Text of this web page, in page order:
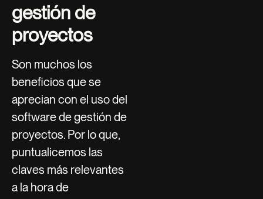
gestión de
proyectos
Son muchos los
beneficios que se
aprecian con el uso del
software de gestión de
proyectos. Por lo que,
puntualicemos las
claves más relevantes
a la hora de